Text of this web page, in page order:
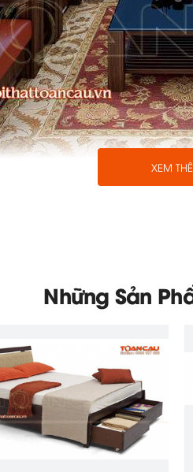
phòng khách của biệt
Với tổng thể đối xứng, màu
trang trọng, hiện đại, quí
XEM
Những Sản